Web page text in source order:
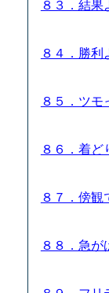
８３．結
８４．勝
８５．ツ
８６．着
８７．傍
８８．急